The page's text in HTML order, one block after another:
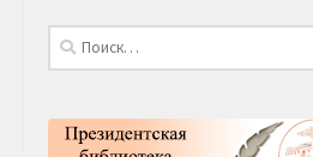
Найти: